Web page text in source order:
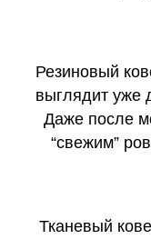
Резиновый
выглядит уже
Даже после
“свежим”
Тканевый